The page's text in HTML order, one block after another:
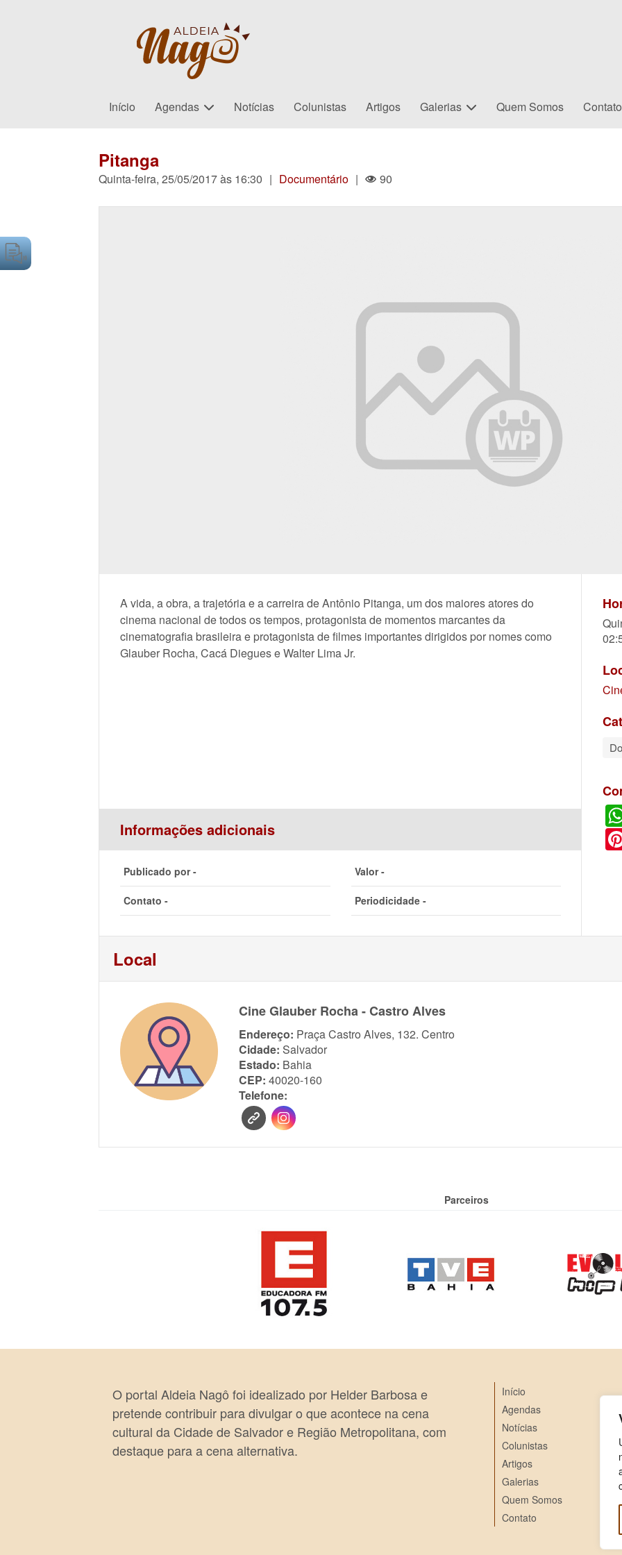
Início Agendas Notícias Colunistas Artigos Galerias Quem Somos Contato
Pitanga
Quinta-feira, 25/05/2017 às 16:30 | Documentário | 90
A vida, a obra, a trajetória e a carreira de Antônio Pitanga, um dos maiores atores do
cinema nacional de todos os tempos, protagonista de momentos marcantes da
cinematografia brasileira e protagonista de filmes importantes dirigidos por nomes como
Glauber Rocha, Cacá Diegues e Walter Lima Jr.
Informações adicionais
Publicado por - Valor -
Contato - Periodicidade -
Local
Cine Glauber Rocha - Castro Alves
Endereço: Praça Castro Alves, 132. Centro
Cidade: Salvador
Estado: Bahia
CEP: 40020-160
Telefone:
Parceiros
O portal Aldeia Nagô foi idealizado por Helder Barbosa e
pretende contribuir para divulgar o que acontece na cena
cultural da Cidade de Salvador e Região Metropolitana, com
destaque para a cena alternativa.
Início
Agendas
Notícias
Colunistas
Artigos
Galerias
Quem Somos
Contato